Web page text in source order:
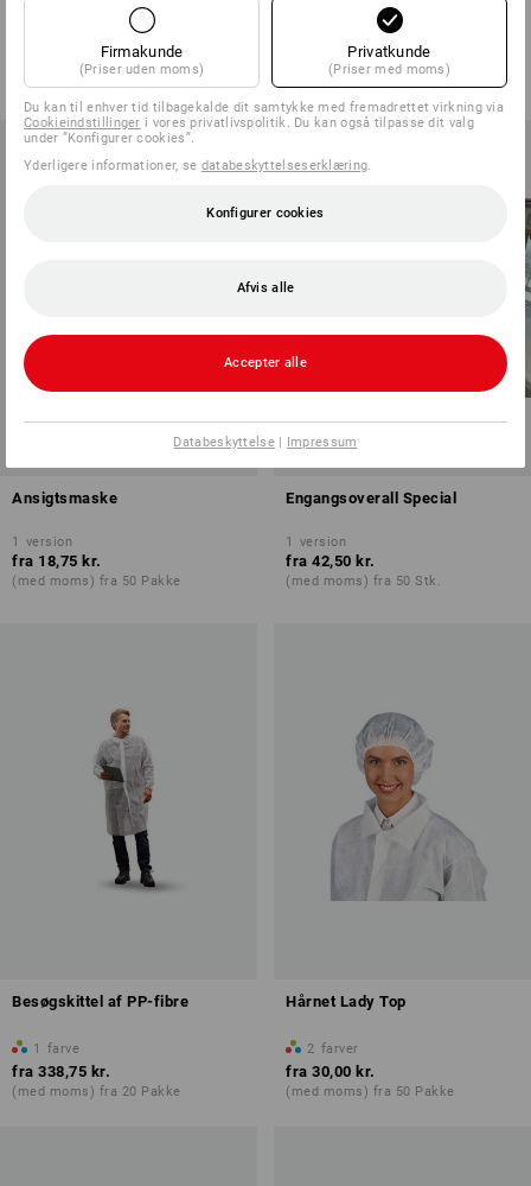
28,75 kr.
(med moms) fra 100 Stk.
418,75 kr.
(med moms) fra 20 Pakke
Ansigtsmaske
1 version
fra 18,75 kr.
(med moms) fra 50 Pakke
Engangsoverall Special
1 version
fra 42,50 kr.
(med moms) fra 50 Stk.
Besøgskittel af PP-fibre
1 farve
fra 338,75 kr.
(med moms) fra 20 Pakke
Hårnet Lady Top
2 farver
fra 30,00 kr.
(med moms) fra 50 Pakke
Firmakunde
(Priser uden moms)
Privatkunde
(Priser med moms)
Du kan til enhver tid tilbagekalde dit samtykke med fremadrettet virkning via
Cookieindstillinger i vores privatlivspolitik. Du kan også tilpasse dit valg
under ”Konfigurer cookies”.
Yderligere informationer, se databeskyttelseserklæring.
Konfigurer cookies
Afvis alle
Accepter alle
Databeskyttelse| Impressum